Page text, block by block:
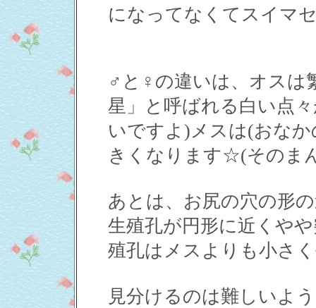
になってなくてスイマ
♂と♀の違いは、オスは
星」と呼ばれる白い点
いですよ)メスは(おな
きくなります☆(そのま
あとは、お尻の穴の形
生殖孔が円形に近くや
殖孔はメスよりも小さ
見分けるのは難しいよ